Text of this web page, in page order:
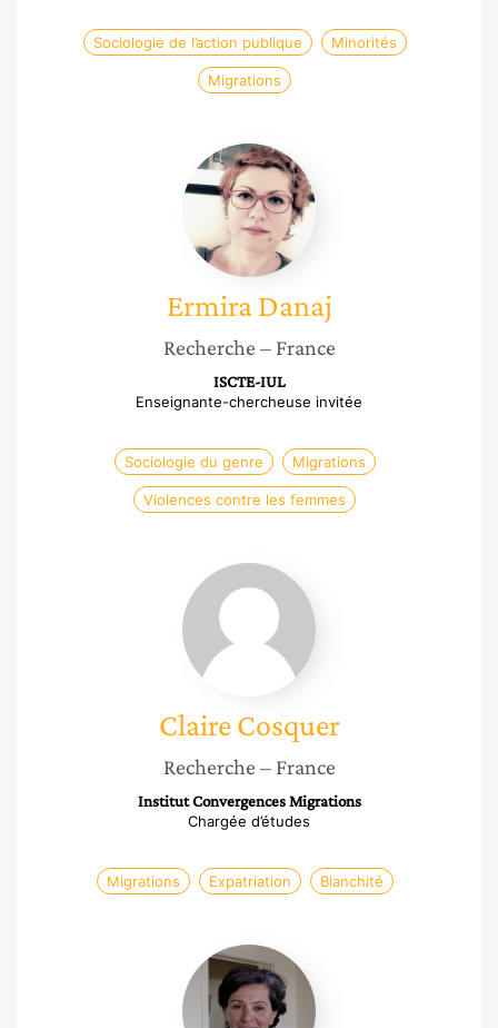
Sociologie de l’action publique Minorités
Migrations
Ermira
Danaj
Ermira Danaj
Recherche – France
ISCTE-IUL
Enseignante-chercheuse invitée
Sociologie du genre Migrations
Violences contre les femmes
Claire
Cosquer
Claire Cosquer
Recherche – France
Institut Convergences Migrations
Chargée d’études
Migrations Expatriation Blanchité
ÉIizabeth
Cremieu